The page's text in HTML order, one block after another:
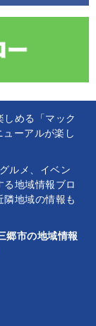
しめる「マック
ーアルが楽し
ルメ、イベン
る地域情報ブロ
隣地域の情報も
郷市の地域情報